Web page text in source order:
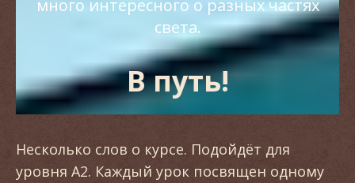
много интересного о разных частях
света.
В путь!
Несколько слов о курсе. Подойдёт для
уровня А2. Каждый урок посвящен одному